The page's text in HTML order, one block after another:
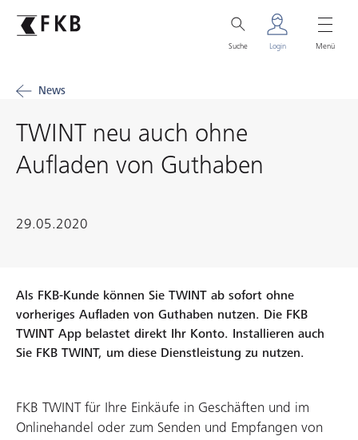
Suche Login Menü
News
TWINT neu auch ohne
Aufladen von Guthaben
29.05.2020
Als FKB-Kunde können Sie TWINT ab sofort ohne
vorheriges Aufladen von Guthaben nutzen. Die FKB
TWINT App belastet direkt Ihr Konto. Installieren auch
Sie FKB TWINT, um diese Dienstleistung zu nutzen.
FKB TWINT für Ihre Einkäufe in Geschäften und im
Onlinehandel oder zum Senden und Empfangen von